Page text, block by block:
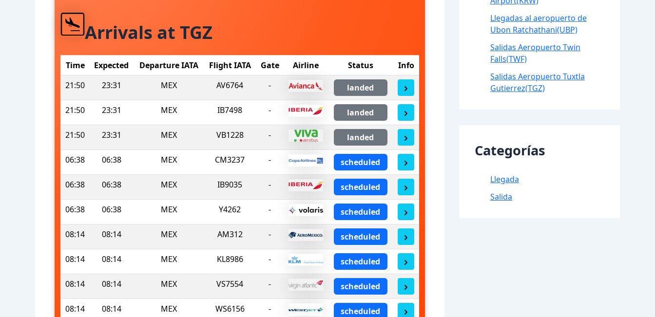
Arrivals at TGZ
Time Expected Departure IATA Flight IATA Gate Airline Status
Info
21:50
23:31 MEX AV6764 - landed
21:50 23:31 MEX IB7498 - landed
21:50 23:31 MEX VB1228 - landed
06:38 06:38 MEX CM3237 - scheduled
06:38 06:38 MEX IB9035 - scheduled
06:38 06:38 MEX Y4262 - scheduled
08:14 08:14 MEX AM312 - scheduled
08:14 08:14 MEX KL8986 - scheduled
08:14 08:14 MEX VS7554 - scheduled
08:14 08:14 MEX WS6156 - scheduled
Llegadas al aeropuerto de
Ubon Ratchathani(UBP)
Salidas Aeropuerto Twin
Falls(TWF)
Salidas Aeropuerto Tuxtla
Gutierrez(TGZ)
Categorías
Llegada
Salida